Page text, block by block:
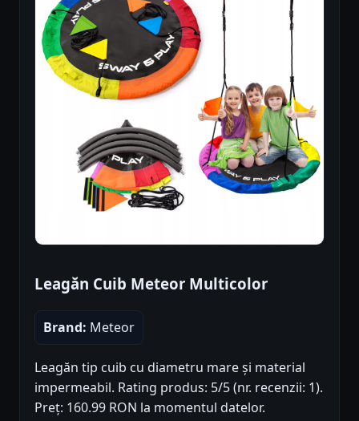
Leagăn Cuib Meteor Multicolor
Brand: Meteor
Leagăn tip cuib cu diametru mare și material
impermeabil. Rating produs: 5/5 (nr. recenzii: 1).
Preț: 160.99 RON la momentul datelor.